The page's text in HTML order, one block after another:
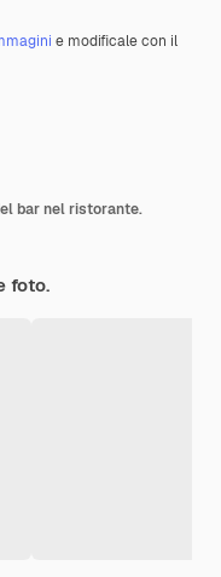
e modificale con il
bar nel ristorante.
foto.